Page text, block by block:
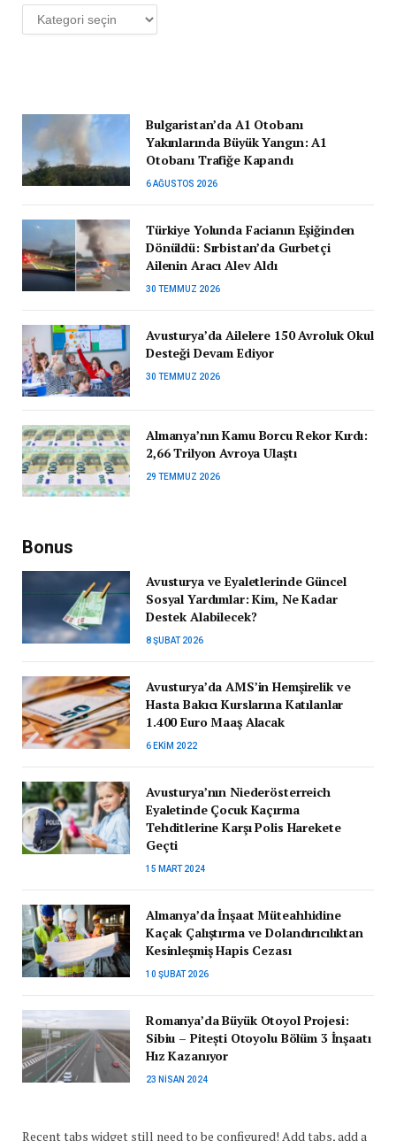
Kategoriler
Bulgaristan’da A1 Otobanı
Yakınlarında Büyük Yangın: A1
Otobanı Trafiğe Kapandı
6 AĞUSTOS 2026
Türkiye Yolunda Facianın Eşiğinden
Dönüldü: Sırbistan’da Gurbetçi
Ailenin Aracı Alev Aldı
30 TEMMUZ 2026
Avusturya’da Ailelere 150 Avroluk Okul
Desteği Devam Ediyor
30 TEMMUZ 2026
Almanya’nın Kamu Borcu Rekor Kırdı:
2,66 Trilyon Avroya Ulaştı
29 TEMMUZ 2026
Bonus
Avusturya ve Eyaletlerinde Güncel
Sosyal Yardımlar: Kim, Ne Kadar
Destek Alabilecek?
8 ŞUBAT 2026
Avusturya’da AMS’in Hemşirelik ve
Hasta Bakıcı Kurslarına Katılanlar
1.400 Euro Maaş Alacak
6 EKIM 2022
Avusturya’nın Niederösterreich
Eyaletinde Çocuk Kaçırma
Tehditlerine Karşı Polis Harekete
Geçti
15 MART 2024
Almanya’da İnşaat Müteahhidine
Kaçak Çalıştırma ve Dolandırıcılıktan
Kesinleşmiş Hapis Cezası
10 ŞUBAT 2026
Romanya’da Büyük Otoyol Projesi:
Sibiu – Pitești Otoyolu Bölüm 3 İnşaatı
Hız Kazanıyor
23 NISAN 2024
Recent tabs widget still need to be configured! Add tabs, add a